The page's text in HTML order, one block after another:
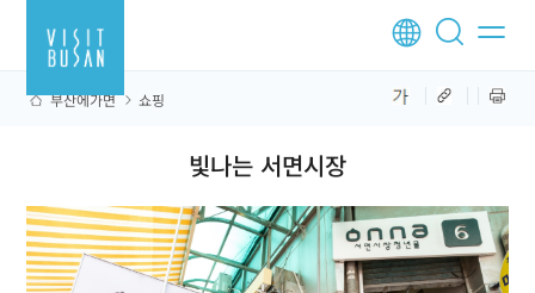
부산에가면 쇼핑
빛나는 서면시장